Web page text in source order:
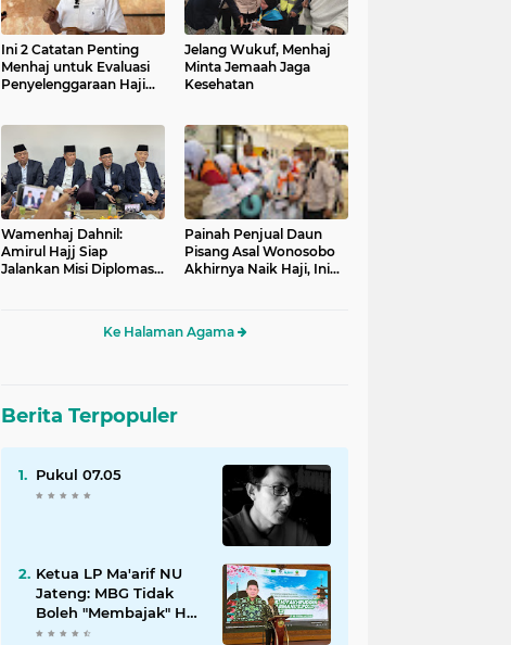
Ini 2 Catatan Penting
Menhaj untuk Evaluasi
Penyelenggaraan Haji
Jelang Wukuf, Menhaj
Minta Jemaah Jaga
Kesehatan
Wamenhaj Dahnil:
Amirul Hajj Siap
Jalankan Misi Diplomasi
Painah Penjual Daun
Pisang Asal Wonosobo
Akhirnya Naik Haji, Ini
Ke Halaman Agama
Berita Terpopuler
Pukul 07.05
Ketua LP Ma'arif NU
Jateng: MBG Tidak
Boleh "Membajak" Hak
Operasional Sekolah